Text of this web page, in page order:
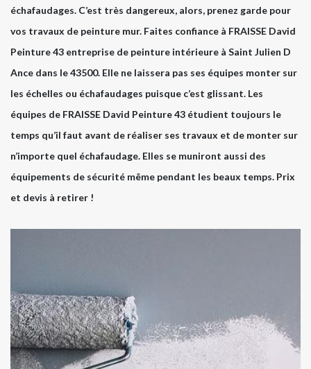
échafaudages. C’est très dangereux, alors, prenez garde pour
vos travaux de peinture mur. Faites confiance à FRAISSE David
Peinture 43 entreprise de peinture intérieure à Saint Julien D
Ance dans le 43500. Elle ne laissera pas ses équipes monter sur
les échelles ou échafaudages puisque c’est glissant. Les
équipes de FRAISSE David Peinture 43 étudient toujours le
temps qu’il faut avant de réaliser ses travaux et de monter sur
n’importe quel échafaudage. Elles se muniront aussi des
équipements de sécurité même pendant les beaux temps. Prix
et devis à retirer !